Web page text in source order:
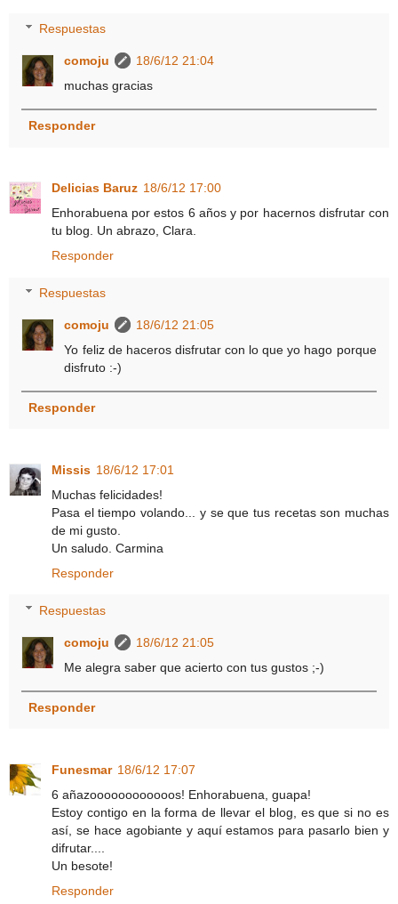
Respuestas
comoju
18/6/12 21:04
muchas gracias
Responder
Delicias Baruz 18/6/12 17:00
Enhorabuena por estos 6 años y por hacernos disfrutar con
tu blog. Un abrazo, Clara.
Responder
Respuestas
comoju
18/6/12 21:05
Yo feliz de haceros disfrutar con lo que yo hago porque
disfruto :-)
Responder
Missis 18/6/12 17:01
Muchas felicidades!
Pasa el tiempo volando... y se que tus recetas son muchas
de mi gusto.
Un saludo. Carmina
Responder
Respuestas
comoju
18/6/12 21:05
Me alegra saber que acierto con tus gustos ;-)
Responder
Funesmar 18/6/12 17:07
6 añazoooooooooooos! Enhorabuena, guapa!
Estoy contigo en la forma de llevar el blog, es que si no es
así, se hace agobiante y aquí estamos para pasarlo bien y
difrutar....
Un besote!
Responder